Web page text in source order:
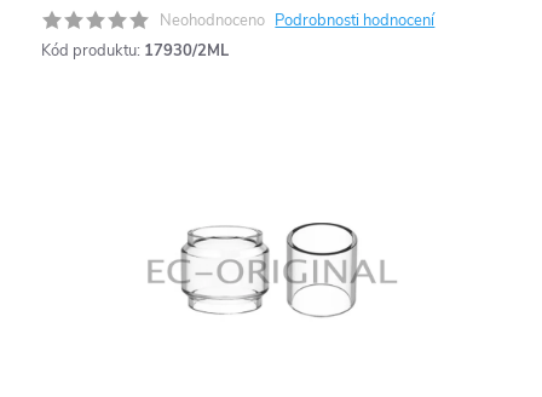
Neohodnoceno Podrobnosti hodnocení
Kód produktu: 17930/2ML